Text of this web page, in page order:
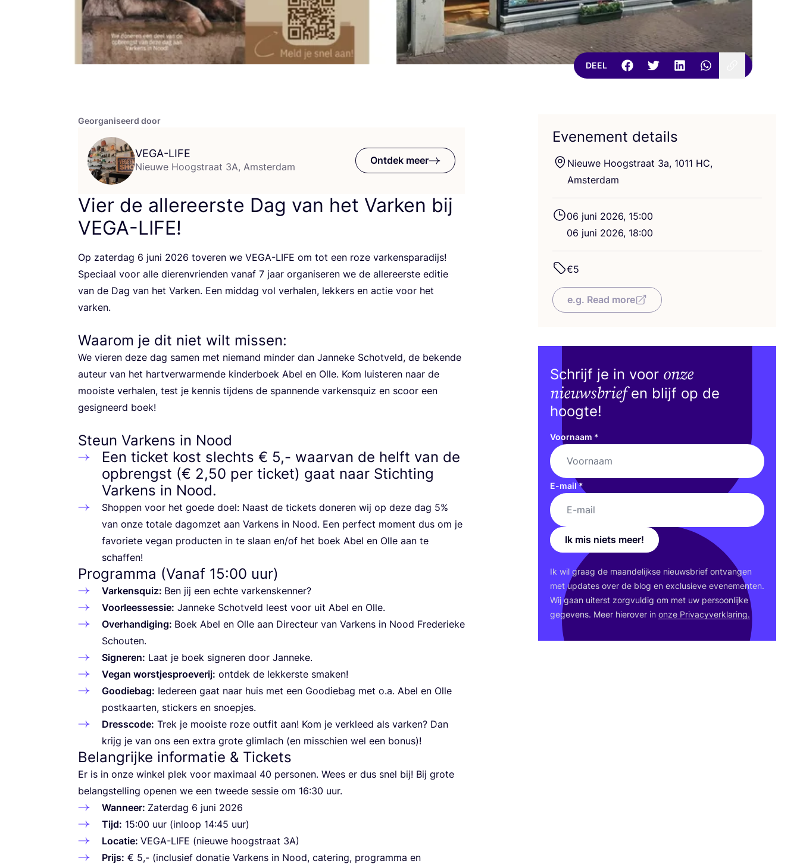
DEEL
Georganiseerd door
VEGA-LIFE
Nieuwe Hoogstraat 3A, Amsterdam
Ontdek meer
Vier de allereerste Dag van het Varken bij
VEGA-LIFE!
Op zater­dag 6 juni 2026 tove­ren we VEGA-LIFE om tot een roze var­kens­pa­ra­dijs!
Spe­ci­aal voor alle die­ren­vrien­den van­af 7 jaar orga­ni­se­ren we de aller­eer­ste edi­tie
van de Dag van het Var­ken. Een mid­dag vol ver­ha­len, lek­kers en actie voor het
var­ken.
Waarom je dit niet wilt missen:
We vie­ren deze dag samen met nie­mand min­der dan Jan­ne­ke Schot­veld, de beken­de
auteur van het hart­ver­war­men­de kin­der­boek Abel en Olle. Kom luis­te­ren naar de
mooi­ste ver­ha­len, test je ken­nis tij­dens de span­nen­de var­kens­quiz en scoor een
gesig­neerd boek!
Steun Varkens in Nood
Een ticket kost slechts € 5,- waarvan de helft van de
opbrengst (€ 2,50 per ticket) gaat naar Stichting
Varkens in Nood.
Shop­pen voor het goe­de doel: Naast de tic­kets done­ren wij op deze dag 5%
van onze tota­le dag­om­zet aan Var­kens in Nood. Een per­fect moment dus om je
favo­rie­te vegan pro­duc­ten in te slaan en/​of het boek Abel en Olle aan te
schaffen!
Programma (Vanaf 15:00 uur)
Var­kens­quiz: Ben jij een ech­te varkenskenner?
Voor­lees­ses­sie: Jan­ne­ke Schot­veld leest voor uit Abel en Olle.
Over­han­di­ging: Boek Abel en Olle aan Direc­teur van Var­kens in Nood Fre­de­rie­ke
Schouten.
Sig­ne­ren: Laat je boek sig­ne­ren door Janneke.
Vegan worst­jesproe­ve­rij: ont­dek de lek­ker­ste smaken!
Goodie­bag: Ieder­een gaat naar huis met een Goodie­bag met o.a. Abel en Olle
post­kaar­ten, stic­kers en snoepjes.
Dressco­de: Trek je mooi­ste roze out­fit aan! Kom je ver­kleed als var­ken? Dan
krijg je van ons een extra gro­te glim­lach (en mis­schien wel een bonus)!
Belangrijke informatie & Tickets
Er is in onze win­kel plek voor maxi­maal 40 per­so­nen. Wees er dus snel bij! Bij gro­te
belang­stel­ling ope­nen we een twee­de ses­sie om 16:30 uur.
Wan­neer: Zater­dag 6 juni 2026
Tijd: 15:00 uur (inloop 14:45 uur)
Loca­tie: VEGA-LIFE (nieu­we hoogstraat 3A)
Prijs: € 5,- (inclu­sief dona­tie Var­kens in Nood, cate­ring, pro­gram­ma en
Evenement details
Nieu­we Hoogstraat 3a, 1011 HC,
Amsterdam
06 juni 2026, 15:00
06 juni 2026, 18:00
€5
e.g. Read more
Schrijf je in voor onze
nieuwsbriefen blijf op de
hoogte!
Voornaam *
E-mail*
Ik mis niets meer!
Ik wil graag de maan­de­lijk­se nieuws­brief ont­van­gen
met upda­tes over de blog en exclu­sie­ve eve­ne­men­ten.
Wij gaan uiterst zorg­vul­dig om met uw per­soon­lij­ke
gege­vens. Meer hier­over in onze Pri­va­cy­ver­kla­ring.